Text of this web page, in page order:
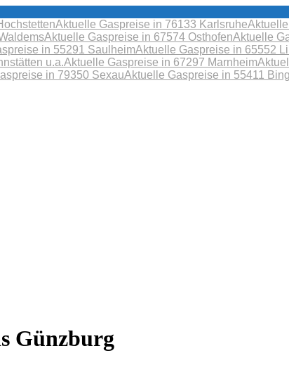
Aktuelle Gaspreise in 76133 Karlsruhe
Aktuelle Gaspreise in 67574 OsthofenAktuelle
in 55291 SaulheimAktuelle Gaspreise in 65552
u.a.Aktuelle Gaspreise in 67297 Marnheim
in 79350 SexauAktuelle Gaspreise in 55411
Günzburg